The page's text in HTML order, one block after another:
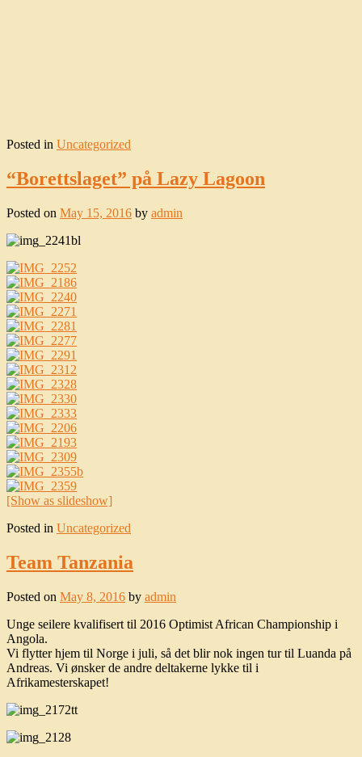
Posted in Uncategorized
“Borettslaget” på Lazy Lagoon
Posted on May 15, 2016 by admin
[Show as slideshow]
Posted in Uncategorized
Team Tanzania
Posted on May 8, 2016 by admin
Unge seilere kvalifisert til 2016 Optimist African Championship i
Angola.
Vi flytter hjem til Norge i juli, så det blir nok ingen tur til Luanda på
Andreas. Vi ønsker de andre deltakerne lykke til i
Afrikamesterskapet!